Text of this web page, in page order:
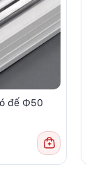
đế Φ50